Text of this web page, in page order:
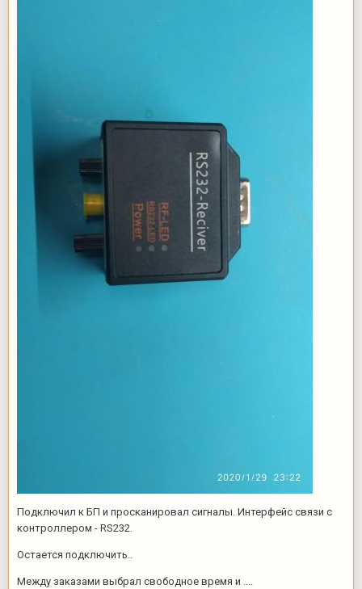
Подключил к БП и просканировал сигналы. Интерфейс связи с
контроллером - RS232.
Остается подключить..
Между заказами выбрал свободное время и ....